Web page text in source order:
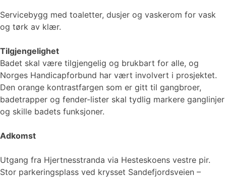
Servicebygg med toaletter, dusjer og vaskerom for vask
og tørk av klær.
Tilgjengelighet
Badet skal være tilgjengelig og brukbart for alle, og
Norges Handicapforbund har vært involvert i prosjektet.
Den orange kontrastfargen som er gitt til gangbroer,
badetrapper og fender-lister skal tydlig markere ganglinjer
og skille badets funksjoner.
Adkomst
Utgang fra Hjertnesstranda via Hesteskoens vestre pir.
Stor parkeringsplass ved krysset Sandefjordsveien –